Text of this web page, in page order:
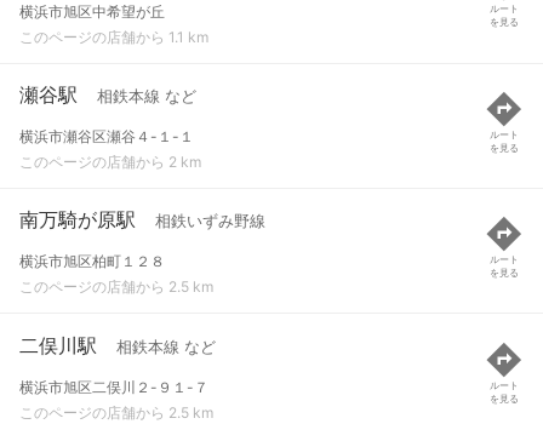
横浜市旭区中希望が丘
このページの店舗から 1.1 km
ルート
を見る
瀬谷駅 相鉄本線 など
横浜市瀬谷区瀬谷４-１-１
このページの店舗から 2 km
ルート
を見る
南万騎が原駅 相鉄いずみ野線
横浜市旭区柏町１２８
このページの店舗から 2.5 km
ルート
を見る
二俣川駅 相鉄本線 など
横浜市旭区二俣川２-９１-７
このページの店舗から 2.5 km
ルート
を見る